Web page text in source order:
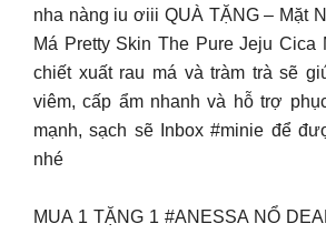
nha nàng iu ơiii QUÀ TẶNG – Mặt
Má Pretty Skin The Pure Jeju Cica
chiết xuất rau má và tràm trà sẽ
viêm, cấp ẩm nhanh và hỗ trợ
mạnh, sạch sẽ Inbox #minie để
nhé
MUA 1 TẶNG 1 #ANESSA NỔ